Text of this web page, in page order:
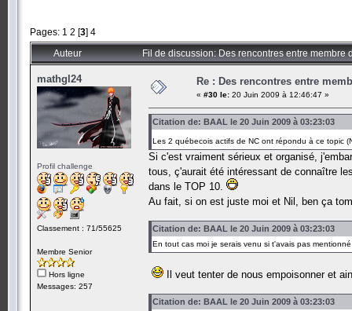
Pages: 1 2 [3] 4
Auteur Fil de discussion: Des rencontres entre membre
mathgl24
Profil challenge
Classement : 71/55625
Membre Senior
Hors ligne
Messages: 257
Re : Des rencontres entre
« #30 le: 20 Juin 2009 à 12:46:47 »
Citation de: BAAL le 20 Juin 2009 à 03:23:03
Les 2 québecois actifs de NC ont répondu à ce topic
Si c'est vraiment sérieux et organisé,
tous, ç'aurait été intéressant de connaître
dans le TOP 10.
Au fait, si on est juste moi et Nil, ben ça
Citation de: BAAL le 20 Juin 2009 à 03:23:03
En tout cas moi je serais venu si t'avais pas
Il veut tenter de nous empoisonner et
Citation de: BAAL le 20 Juin 2009 à 03:23:03